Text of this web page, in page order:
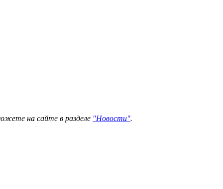
на сайте в разделе "Новости".